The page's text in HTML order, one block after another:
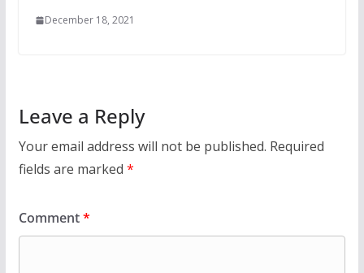
December 18, 2021
Leave a Reply
Your email address will not be published. Required
fields are marked *
Comment*